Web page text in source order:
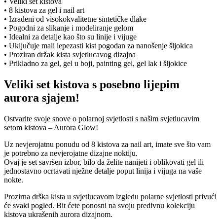
• 8 kistova za gel i nail art
• Izrađeni od visokokvalitetne sintetičke dlake
• Pogodni za slikanje i modeliranje gelom
• Idealni za detalje kao što su linije i vijuge
• Uključuje mali lepezasti kist pogodan za nanošenje šljokica
• Proziran držak kista svjetlucavog dizajna
• Prikladno za gel, gel u boji, painting gel, gel lak i šljokice
Veliki set kistova s posebno lijepim
aurora sjajem!
Ostvarite svoje snove o polarnoj svjetlosti s našim svjetlucavim
setom kistova – Aurora Glow!
Uz nevjerojatnu ponudu od 8 kistova za nail art, imate sve što vam
je potrebno za nevjerojatne dizajne noktiju.
Ovaj je set savršen izbor, bilo da želite nanijeti i oblikovati gel ili
jednostavno ocrtavati nježne detalje poput linija i vijuga na vaše
nokte.
Prozirna drška kista u svjetlucavom izgledu polarne svjetlosti privući
će svaki pogled. Bit ćete ponosni na svoju predivnu kolekciju
kistova ukrašenih aurora dizajnom.